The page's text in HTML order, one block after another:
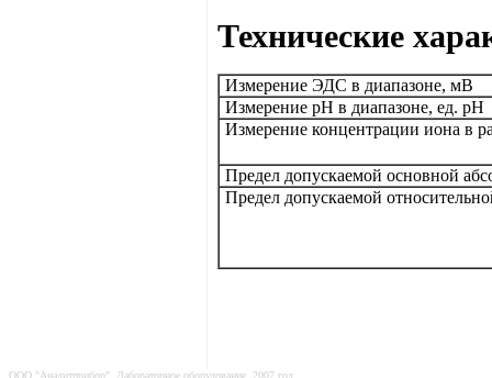
Технические
Измерение ЭДС в диапазоне, мВ
Измерение рН в диапазоне, ед. рН
Измерение концентрации иона в
Предел допускаемой основной
Предел допускаемой